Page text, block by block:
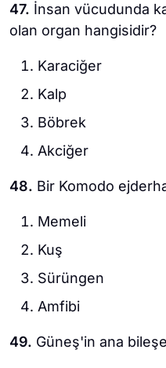
47. İnsan vücudunda
olan organ hangisidir?
Karaciğer
Kalp
Böbrek
Akciğer
48. Bir Komodo
Memeli
Kuş
Sürüngen
Amfibi
49. Güneş'in ana